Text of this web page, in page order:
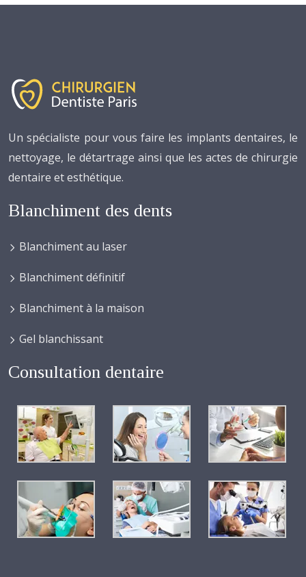
Un spécialiste pour vous faire les implants dentaires, le
nettoyage, le détartrage ainsi que les actes de chirurgie
dentaire et esthétique.
Blanchiment des dents
Blanchiment au laser
Blanchiment définitif
Blanchiment à la maison
Gel blanchissant
Consultation dentaire